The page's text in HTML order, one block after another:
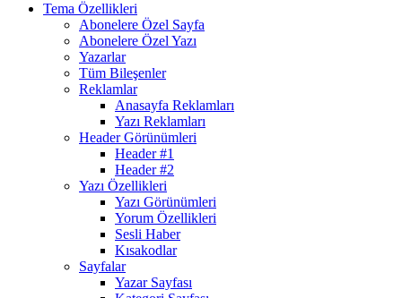
Tema Özellikleri
Abonelere Özel Sayfa
Abonelere Özel Yazı
Yazarlar
Tüm Bileşenler
Reklamlar
Anasayfa Reklamları
Yazı Reklamları
Header Görünümleri
Header #1
Header #2
Yazı Özellikleri
Yazı Görünümleri
Yorum Özellikleri
Sesli Haber
Kısakodlar
Sayfalar
Yazar Sayfası